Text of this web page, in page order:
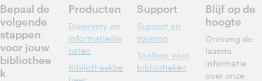
Bepaal de
volgende
stappen
voor jouw
bibliothee
k
Producten
Discovery en
informatiedie
nsten
Bibliotheekbe
Support
Support en
training
Toolbox voor
bibliotheken
Blijf op de
hoogte
Ontvang de
laatste
informatie
over onze